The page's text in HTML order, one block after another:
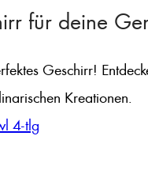
für deine
Geschirr!
Kreationen.
4-tlg